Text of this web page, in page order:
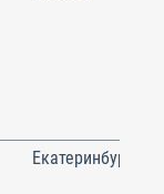
Екатеринбург